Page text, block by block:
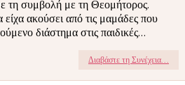
τη συμβολή με τη Θεομήτορος.
ακούσει από τις μαμάδες που
διάστημα στις παιδικές...
Διαβάστε τη Συνέχεια...